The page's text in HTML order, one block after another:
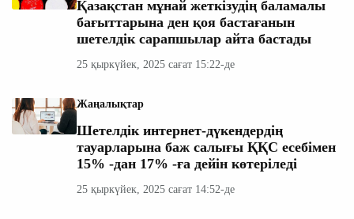
Қазақстан мұнай жеткізудің баламалы
бағыттарына ден қоя бастағанын
шетелдік сарапшылар айта бастады
25 қыркүйек, 2025 сағат 15:22-де
Жаңалықтар
Шетелдік интернет-дүкендердің
тауарларына баж салығы ҚҚС есебімен
15% -дан 17% -ға дейін көтеріледі
25 қыркүйек, 2025 сағат 14:52-де